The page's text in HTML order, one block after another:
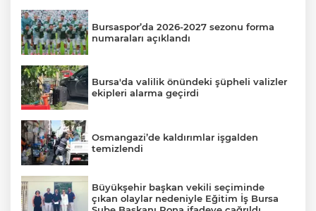
Bursaspor’da 2026-2027 sezonu forma
numaraları açıklandı
Bursa'da valilik önündeki şüpheli valizler
ekipleri alarma geçirdi
Osmangazi’de kaldırımlar işgalden
temizlendi
Büyükşehir başkan vekili seçiminde
çıkan olaylar nedeniyle Eğitim İş Bursa